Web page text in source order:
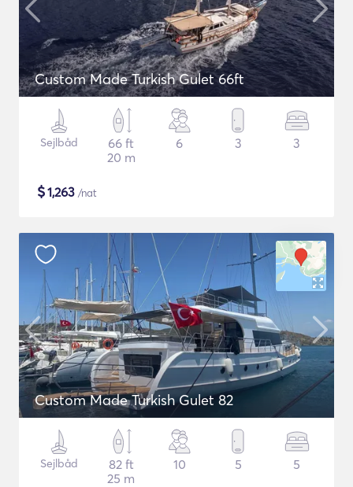
Custom Made Turkish Gulet 66ft
Sejlbåd
66 ft
20 m
6 3 3
$1,263 /nat
Custom Made Turkish Gulet 82
Sejlbåd
82 ft
25 m
10 5 5